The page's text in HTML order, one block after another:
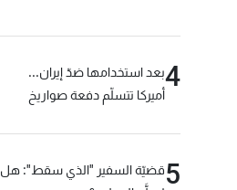
4بعد استخدامها ضدّ إيران...
أميركا تتسلّم دفعة صواريخ
5قضيّة السفير "الذي سقط": هل